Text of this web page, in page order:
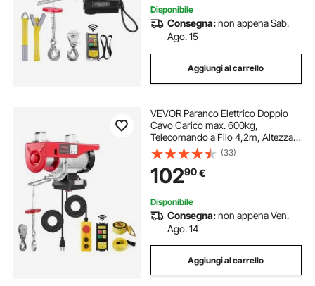
Disponibile
Consegna:non appena Sab.
Ago. 15
Aggiungi al carrello
VEVOR Paranco Elettrico Doppio
Cavo Carico max. 600kg,
Telecomando a Filo 4,2m, Altezza
di Sollevamento Cavo Singolo 12m,
Paranco Arresto di Emergenza,
Sollevatore per Garage, Magazzino,
Fabbrica
(33)
10290€
Disponibile
Consegna:non appena Ven.
Ago. 14
Aggiungi al carrello